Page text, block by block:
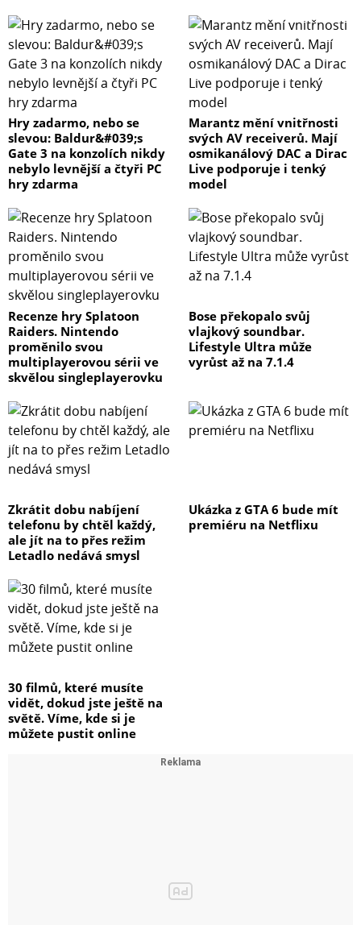
Hry zadarmo, nebo se
slevou: Baldur&#039;s
Gate 3 na konzolích nikdy
nebylo levnější a čtyři PC
hry zdarma
Marantz mění vnitřnosti
svých AV receiverů. Mají
osmikanálový DAC a Dirac
Live podporuje i tenký
model
Recenze hry Splatoon
Raiders. Nintendo
proměnilo svou
multiplayerovou sérii ve
skvělou singleplayerovku
Bose překopalo svůj
vlajkový soundbar.
Lifestyle Ultra může
vyrůst až na 7.1.4
Zkrátit dobu nabíjení
telefonu by chtěl každý,
ale jít na to přes režim
Letadlo nedává smysl
Ukázka z GTA 6 bude mít
premiéru na Netflixu
30 filmů, které musíte
vidět, dokud jste ještě na
světě. Víme, kde si je
můžete pustit online